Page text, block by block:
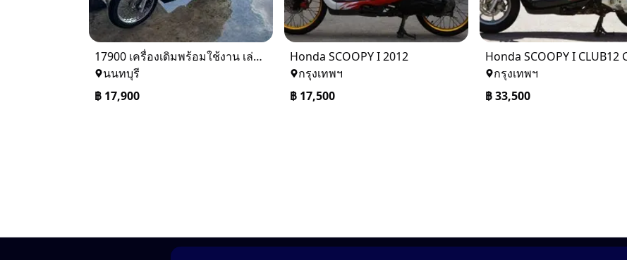
17900 เครื่องเดิมพร้อมใช้งาน เล่มพร้อมชุดโอนครบภาษีไม่ขาด ดูรถได้ที่บางบัวทองนนทบุรี084-354-5593
นนทบุรี
฿ 17,900
Honda SCOOPY I 2012
กรุงเทพฯ
฿ 17,500
กรุงเทพฯ
฿33,500